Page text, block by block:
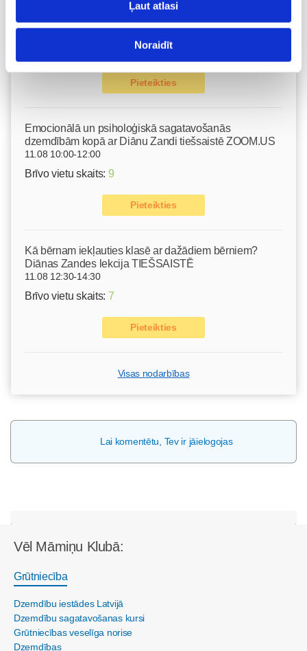
Ļaut atlasi
Noraidīt
10.08 11:30-15:30
Pieteikties
Emocionālā un psiholoģiskā sagatavošanās
dzemdībām kopā ar Diānu Zandi tiešsaistē ZOOM.US
11.08 10:00-12:00
Brīvo vietu skaits: 9
Pieteikties
Kā bērnam iekļauties klasē ar dažādiem bērniem?
Diānas Zandes lekcija TIEŠSAISTĒ
11.08 12:30-14:30
Brīvo vietu skaits: 7
Pieteikties
Visas nodarbības
Lai komentētu, Tev ir jāielogojas
Vēl Māmiņu Klubā:
Grūtniecība
Dzemdību iestādes Latvijā
Dzemdību sagatavošanas kursi
Grūtniecības veselīga norise
Dzemdības